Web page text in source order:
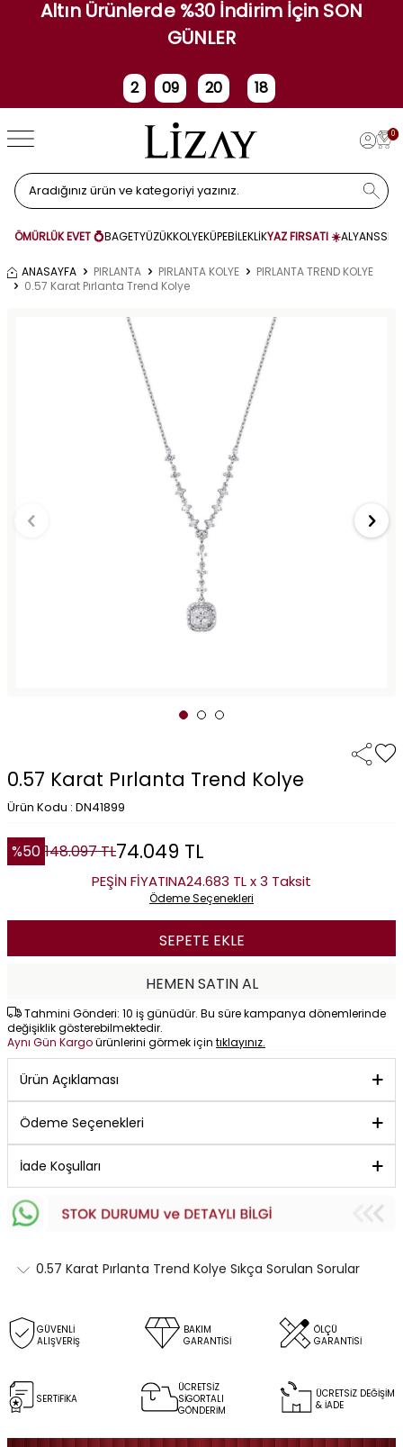
Altın Ürünlerde %30 İndirim İçin SON
GÜNLER
2
Gün
09
Saat
20 18
0
ÖMÜRLÜK EVET 💍BAGETYÜZÜKKOLYEKÜPEBİLEKLİKYAZ FIRSATI ☀️ALYANS
ANASAYFA PIRLANTA PIRLANTA KOLYE
PIRLANTA TREND KOLYE
0.57 Karat Pırlanta Trend Kolye
0.57 Karat Pırlanta Trend Kolye
Ürün Kodu : DN41899
%50 148.097TL74.049 TL
PEŞİN FİYATINA24.683 TL x 3 Taksit
Ödeme Seçenekleri
SEPETE EKLE
HEMEN SATIN AL
Tahmini Gönderi: 10 iş günüdür. Bu süre kampanya dönemlerinde
değişiklik gösterebilmektedir.
Aynı Gün Kargoürünlerini görmek için tıklayınız.
Ürün Açıklaması
Ödeme Seçenekleri
İade Koşulları
0.57 Karat Pırlanta Trend Kolye Sıkça Sorulan Sorular
GÜVENLİ
ALIŞVERİŞ
BAKIM
GARANTİSİ
ÖLÇÜ
GARANTİSİ
SERTİFİKA
ÜCRETSİZ
SİGORTALI
GÖNDERİM
ÜCRETSİZ DEĞİŞİM
& İADE